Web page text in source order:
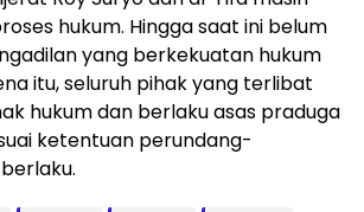
hukum. Hingga saat ini belum
yang berkekuatan hukum
itu, seluruh pihak yang terlibat
hukum dan berlaku asas praduga
ketentuan perundang-